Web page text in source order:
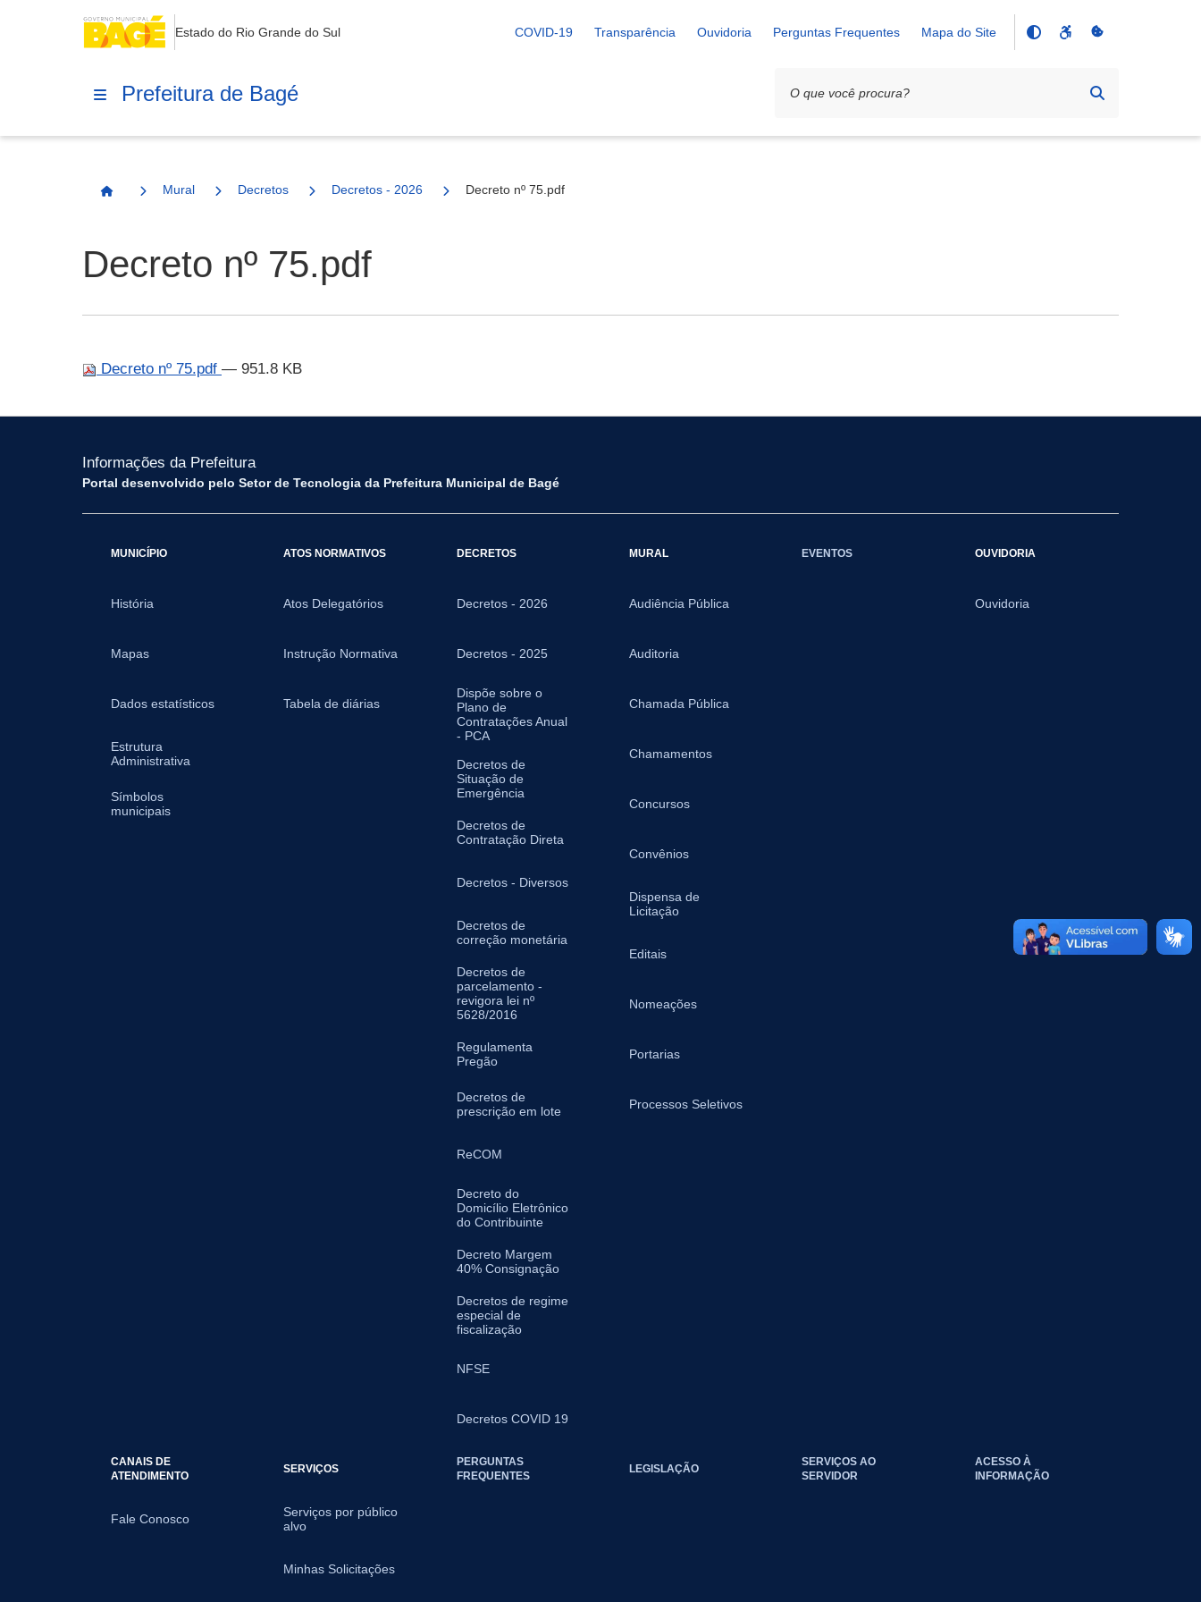
Estado do Rio Grande do Sul COVID-19 Transparência Ouvidoria Perguntas Frequentes Mapa do Site
Prefeitura de Bagé
Página Inicial
Mural Decretos Decretos - 2026 Decreto nº 75.pdf
Decreto nº 75.pdf
Decreto nº 75.pdf — 951.8 KB
Informações da Prefeitura
Portal desenvolvido pelo Setor de Tecnologia da Prefeitura Municipal de Bagé
MUNICÍPIO
História
Mapas
Dados estatísticos
Estrutura
Administrativa
Símbolos
municipais
ATOS NORMATIVOS
Atos Delegatórios
Instrução Normativa
Tabela de diárias
DECRETOS
Decretos - 2026
Decretos - 2025
Dispõe sobre o
Plano de
Contratações Anual
- PCA
Decretos de
Situação de
Emergência
Decretos de
Contratação Direta
Decretos - Diversos
Decretos de
correção monetária
Decretos de
parcelamento -
revigora lei nº
5628/2016
Regulamenta
Pregão
Decretos de
prescrição em lote
ReCOM
Decreto do
Domicílio Eletrônico
do Contribuinte
Decreto Margem
40% Consignação
Decretos de regime
especial de
fiscalização
NFSE
Decretos COVID 19
MURAL
Audiência Pública
Auditoria
Chamada Pública
Chamamentos
Concursos
Convênios
Dispensa de
Licitação
Editais
Nomeações
Portarias
Processos Seletivos
EVENTOS OUVIDORIA
Ouvidoria
CANAIS DE
ATENDIMENTO
Fale Conosco
SERVIÇOS
Serviços por público
alvo
Minhas Solicitações
PERGUNTAS
FREQUENTES
LEGISLAÇÃO
SERVIÇOS AO
SERVIDOR
ACESSO À
INFORMAÇÃO